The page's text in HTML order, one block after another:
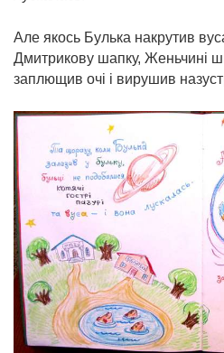
Але якось Булька накрутив
Дмитрикову шапку, Женьчині
заплющив очі і вирушив